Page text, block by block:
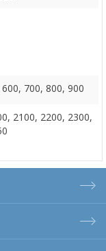
700, 800, 900
2100, 2200, 2300,